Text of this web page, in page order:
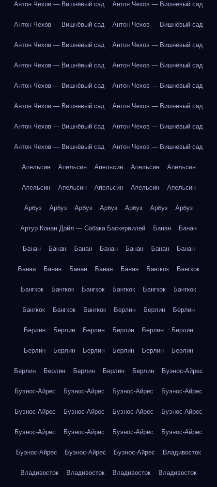
Антон Чехов — Вишнёвый сад Антон Чехов — Вишнёвый сад
Антон Чехов — Вишнёвый сад Антон Чехов — Вишнёвый сад
Антон Чехов — Вишнёвый сад Антон Чехов — Вишнёвый сад
Антон Чехов — Вишнёвый сад Антон Чехов — Вишнёвый сад
Антон Чехов — Вишнёвый сад Антон Чехов — Вишнёвый сад
Антон Чехов — Вишнёвый сад Антон Чехов — Вишнёвый сад
Антон Чехов — Вишнёвый сад Антон Чехов — Вишнёвый сад
Антон Чехов — Вишнёвый сад Антон Чехов — Вишнёвый сад
Апельсин Апельсин Апельсин Апельсин Апельсин
Апельсин Апельсин Апельсин Апельсин Апельсин
Арбуз Арбуз Арбуз Арбуз Арбуз Арбуз Арбуз
Артур Конан Дойл — Собака Баскервилей Банан Банан
Банан Банан Банан Банан Банан Банан Банан
Банан Банан Банан Банан Банан Бангкок Бангкок
Бангкок Бангкок Бангкок Бангкок Бангкок Бангкок
Бангкок Бангкок Бангкок Берлин Берлин Берлин
Берлин Берлин Берлин Берлин Берлин Берлин
Берлин Берлин Берлин Берлин Берлин Берлин
Берлин Берлин Берлин Берлин Берлин Буэнос-Айрес
Буэнос-Айрес Буэнос-Айрес Буэнос-Айрес Буэнос-Айрес
Буэнос-Айрес Буэнос-Айрес Буэнос-Айрес Буэнос-Айрес
Буэнос-Айрес Буэнос-Айрес Буэнос-Айрес Буэнос-Айрес
Буэнос-Айрес Буэнос-Айрес Буэнос-Айрес Владивосток
Владивосток Владивосток Владивосток Владивосток